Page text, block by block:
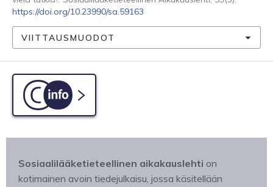
https://doi.org/10.23990/sa.59163
VIITTAUSMUODOT
C-info
Sosiaalilääketieteellinen aikakauslehti on
kotimainen avoin tiedejulkaisu, jossa käsitellään